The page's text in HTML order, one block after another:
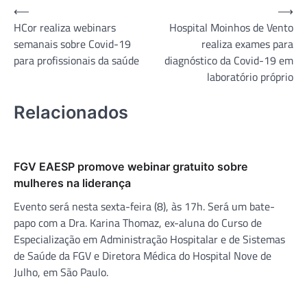
Navegação
de
Post
⟵
HCor realiza webinars
semanais sobre Covid-19
para profissionais da saúde
Hospital Moinhos de Vento
realiza exames para
diagnóstico da Covid-19 em
laboratório próprio
⟶
Relacionados
FGV EAESP promove webinar gratuito sobre
mulheres na liderança
Evento será nesta sexta-feira (8), às 17h. Será um bate-
papo com a Dra. Karina Thomaz, ex-aluna do Curso de
Especialização em Administração Hospitalar e de Sistemas
de Saúde da FGV e Diretora Médica do Hospital Nove de
Julho, em São Paulo.